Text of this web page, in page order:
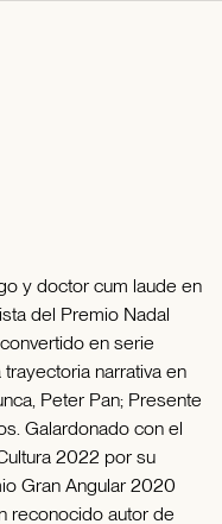
y doctor cum laude en
del Premio Nadal
en serie
narrativa en
Peter Pan; Presente
Galardonado con el
2022 por su
Gran Angular 2020
reconocido autor de